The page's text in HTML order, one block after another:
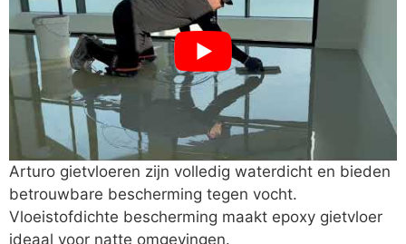
Arturo gietvloeren zijn volledig waterdicht en bieden
betrouwbare bescherming tegen vocht.
Vloeistofdichte bescherming maakt epoxy gietvloer
ideaal voor natte omgevingen.